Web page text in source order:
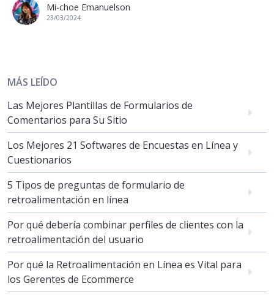
Mi-choe Emanuelson
23/03/2024
MÁS LEÍDO
Las Mejores Plantillas de Formularios de
Comentarios para Su Sitio
Los Mejores 21 Softwares de Encuestas en Línea y
Cuestionarios
5 Tipos de preguntas de formulario de
retroalimentación en línea
Por qué debería combinar perfiles de clientes con la
retroalimentación del usuario
Por qué la Retroalimentación en Línea es Vital para
los Gerentes de Ecommerce